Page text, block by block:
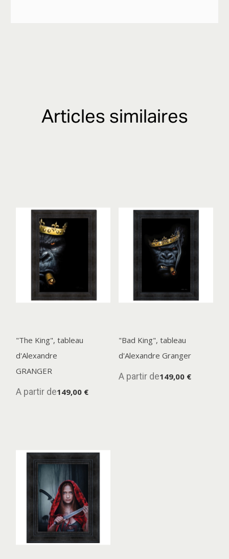
Articles similaires
"The King", tableau
d'Alexandre
GRANGER
A partir de149,00 €
"Bad King", tableau
d'Alexandre Granger
A partir de149,00 €